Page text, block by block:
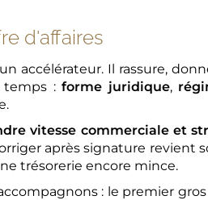
d'affaires
Il rassure,
temps :forme juridique,
vitesse commerciale et
après signature revient
trésorerie encore mince.
: le premier